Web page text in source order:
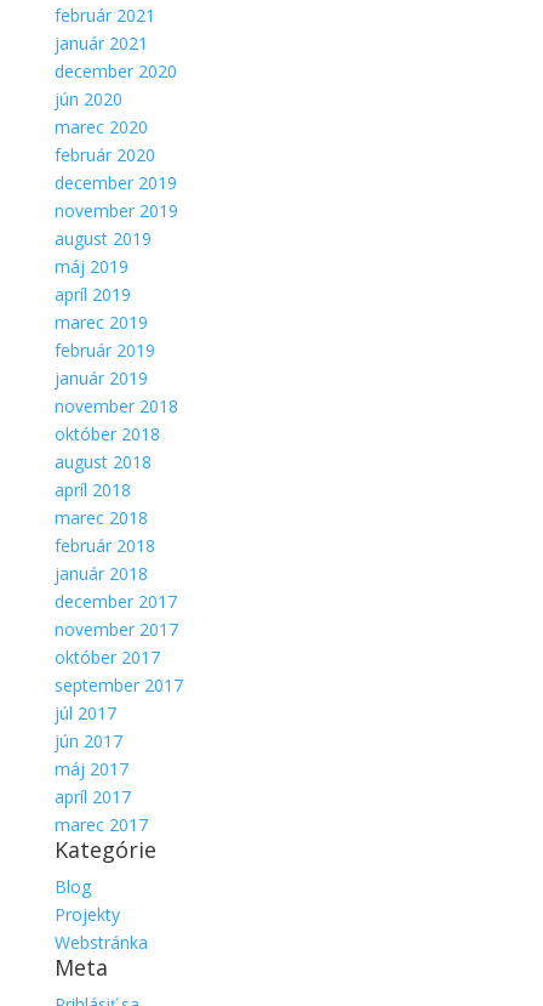
február 2021
január 2021
december 2020
jún 2020
marec 2020
február 2020
december 2019
november 2019
august 2019
máj 2019
apríl 2019
marec 2019
február 2019
január 2019
november 2018
október 2018
august 2018
apríl 2018
marec 2018
február 2018
január 2018
december 2017
november 2017
október 2017
september 2017
júl 2017
jún 2017
máj 2017
apríl 2017
marec 2017
Kategórie
Blog
Projekty
Webstránka
Meta